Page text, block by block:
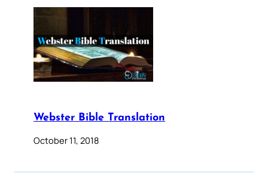
Webster Bible Translation
October 11, 2018